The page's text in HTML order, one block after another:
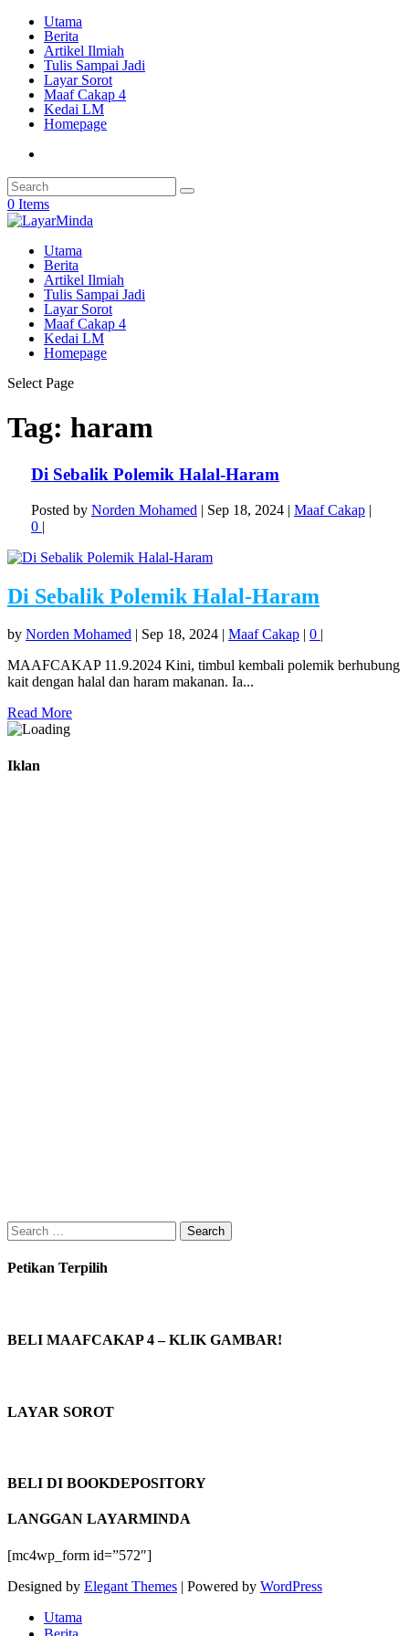
Utama
Berita
Artikel Ilmiah
Tulis Sampai Jadi
Layar Sorot
Maaf Cakap 4
Kedai LM
Homepage
0 Items
Utama
Berita
Artikel Ilmiah
Tulis Sampai Jadi
Layar Sorot
Maaf Cakap 4
Kedai LM
Homepage
Select Page
Tag: haram
Di Sebalik Polemik Halal-Haram
Posted by Norden Mohamed | Sep 18, 2024| Maaf Cakap|
0 |
Di Sebalik Polemik Halal-Haram
by Norden Mohamed | Sep 18, 2024 | Maaf Cakap | 0 |
MAAFCAKAP 11.9.2024 Kini, timbul kembali polemik berhubung
kait dengan halal dan haram makanan. Ia...
Read More
Iklan
Search
for:
Petikan Terpilih
BELI MAAFCAKAP 4 – KLIK GAMBAR!
LAYAR SOROT
BELI DI BOOKDEPOSITORY
LANGGAN LAYARMINDA
[mc4wp_form id=”572″]
Designed by Elegant Themes | Powered by WordPress
Utama